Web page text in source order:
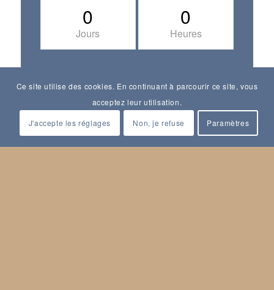
0
Jours
0
Heures
Ce site utilise des cookies. En continuant à parcourir ce site, vous
acceptez leur utilisation.
J'accepte les réglages Non, je refuse Paramètres